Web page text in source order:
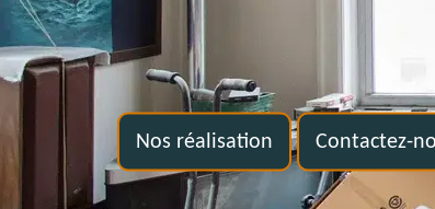
Nos réalisation Contactez-